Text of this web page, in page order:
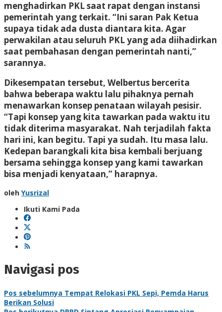
menghadirkan PKL saat rapat dengan instansi
pemerintah yang terkait. “Ini saran Pak Ketua
supaya tidak ada dusta diantara kita. Agar
perwakilan atau seluruh PKL yang ada diihadirkan
saat pembahasan dengan pemerintah nanti,”
sarannya.
Dikesempatan tersebut, Welbertus bercerita
bahwa beberapa waktu lalu pihaknya pernah
menawarkan konsep penataan wilayah pesisir.
“Tapi konsep yang kita tawarkan pada waktu itu
tidak diterima masyarakat. Nah terjadilah fakta
hari ini, kan begitu. Tapi ya sudah. Itu masa lalu.
Kedepan barangkali kita bisa kembali berjuang
bersama sehingga konsep yang kami tawarkan
bisa menjadi kenyataan,” harapnya.
oleh Yusrizal
Ikuti Kami Pada
Navigasi pos
Pos sebelumnya Tempat Relokasi PKL Sepi, Pemda Harus
Berikan Solusi